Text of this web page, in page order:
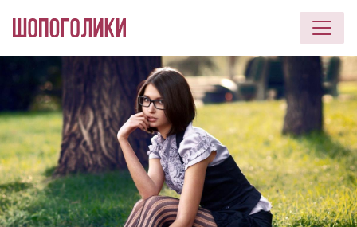
Перейти к основному содержанию